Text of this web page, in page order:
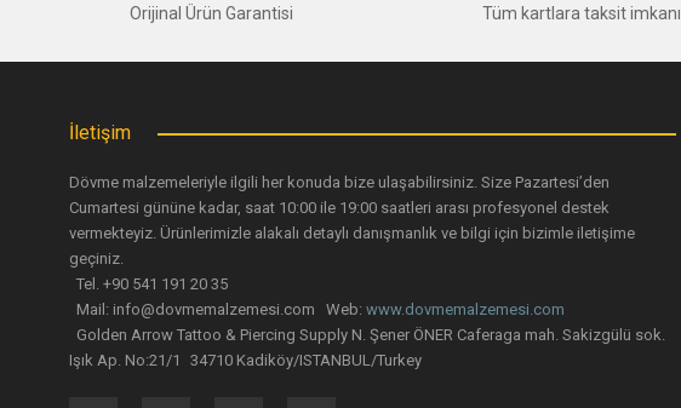
Orijinal Ürün Garantisi
Tüm kartlara taksit imkanı
İletişim
Dövme malzemeleriyle ilgili her konuda bize ulaşabilirsiniz. Size Pazartesi’den
Cumartesi gününe kadar, saat 10:00 ile 19:00 saatleri arası profesyonel destek
vermekteyiz. Ürünlerimizle alakalı detaylı danışmanlık ve bilgi için bizimle iletişime
geçiniz.
Tel. +90 541 191 20 35
Mail: info@dovmemalzemesi.com Web: www.dovmemalzemesi.com
Golden Arrow Tattoo & Piercing Supply N. Şener ÖNER Caferaga mah. Sakizgülü sok.
Işık Ap. No:21/1 34710 Kadiköy/ISTANBUL/Turkey